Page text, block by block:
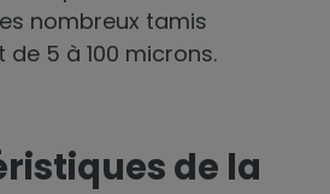
nombreux tamis
5 à 100 microns.
de la